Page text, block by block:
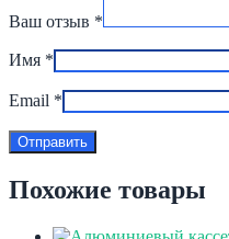
Ваш отзыв *
Имя *
Email *
Похожие товары